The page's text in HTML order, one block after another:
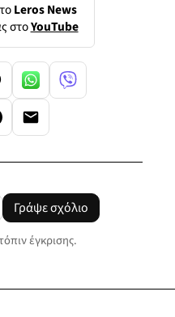
Leros News
στοYouTube
Γράψε σχόλιο
έγκρισης.